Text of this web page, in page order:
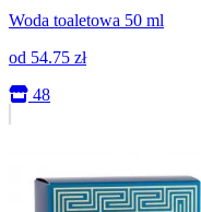
Woda toaletowa 50 ml
od 54.75 zł
48